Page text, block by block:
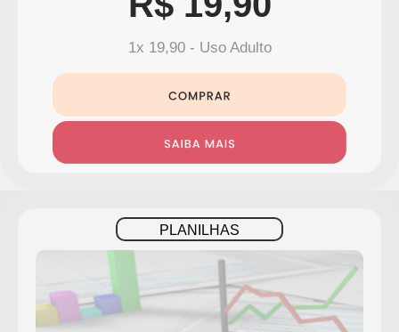
1x 19,90 - Uso Adulto
PLANILHAS